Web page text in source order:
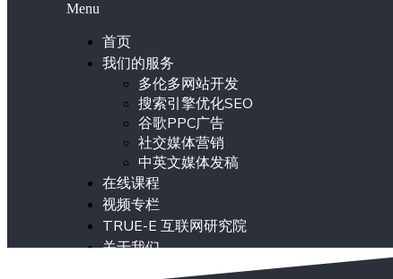
Menu
首页
我们的服务
多伦多网站开发
搜索引擎优化SEO
谷歌PPC广告
社交媒体营销
中英文媒体发稿
在线课程
视频专栏
TRUE-E 互联网研究院
关于我们